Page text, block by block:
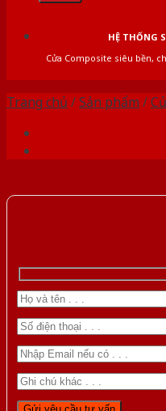
HỆ THỐNG
Cửa Composite siêu bền,
Trang chủ /Sản phẩm /